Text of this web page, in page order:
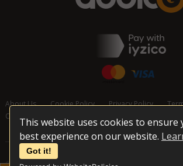
This website uses cookies to ensure
best experience on our website.
Got it!
About Us Cookie Policy Privacy Policy
Cancellation and Refund Policy